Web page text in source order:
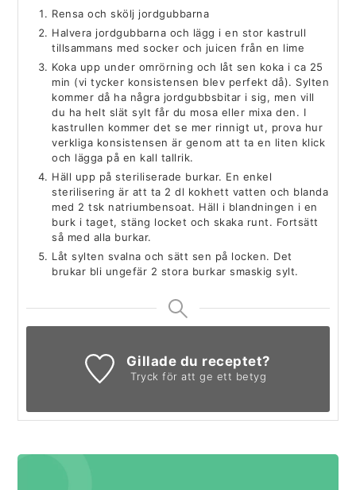
Rensa och skölj jordgubbarna
Halvera jordgubbarna och lägg i en stor kastrull
tillsammans med socker och juicen från en lime
Koka upp under omrörning och låt sen koka i ca 25
min (vi tycker konsistensen blev perfekt då). Sylten
kommer då ha några jordgubbsbitar i sig, men vill
du ha helt slät sylt får du mosa eller mixa den. I
kastrullen kommer det se mer rinnigt ut, prova hur
verkliga konsistensen är genom att ta en liten klick
och lägga på en kall tallrik.
Häll upp på steriliserade burkar. En enkel
sterilisering är att ta 2 dl kokhett vatten och blanda
med 2 tsk natriumbensoat. Häll i blandningen i en
burk i taget, stäng locket och skaka runt. Fortsätt
så med alla burkar.
Låt sylten svalna och sätt sen på locken. Det
brukar bli ungefär 2 stora burkar smaskig sylt.
Gillade du receptet?
Tryck för att ge ett betyg